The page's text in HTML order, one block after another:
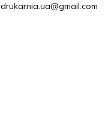
drukarnia.ua@gmail.com